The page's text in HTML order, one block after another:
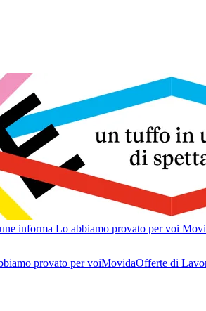
informa Lo abbiamo provato per voi
provato per voiMovidaOfferte di